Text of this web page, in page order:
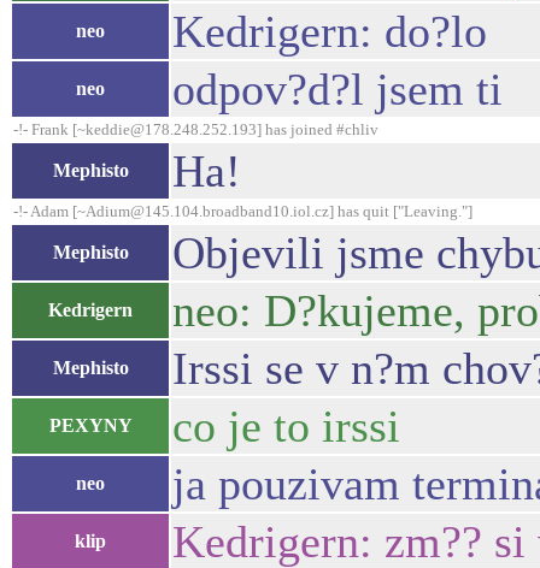
neo Kedrigern: do?lo
neo odpov?d?l jsem ti
-!- Frank [~keddie@178.248.252.193] has joined #chliv
Mephisto Ha!
-!- Adam [~Adium@145.104.broadband10.iol.cz] has quit ["Leaving."]
Mephisto Objevili jsme
Kedrigern neo: D?kujeme,
Mephisto Irssi se v n?m
PEXYNY co je to irssi
neo ja pouzivam
klip Kedrigern: zm??